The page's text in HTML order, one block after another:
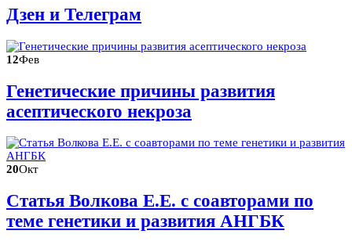
Дзен и Телеграм
12Фев
Генетические причины развития
асептического некроза
20Окт
Статья Волкова Е.Е. с соавторами по
теме генетики и развития АНГБК